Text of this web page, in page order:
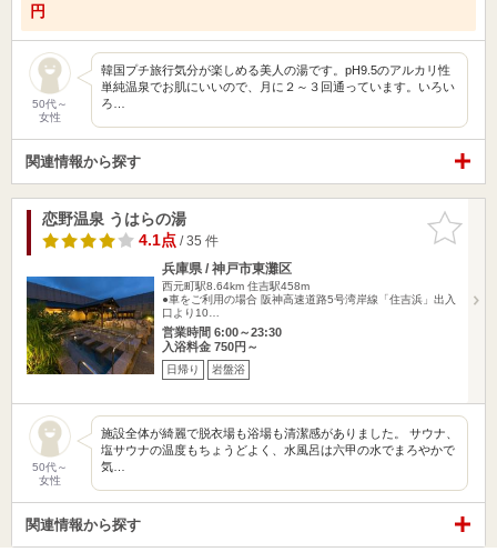
円
50代～
女性
韓国プチ旅行気分が楽しめる美人の湯です。pH9.5のアルカリ性
単純温泉でお肌にいいので、月に２～３回通っています。いろい
ろ…
関連情報から探す
お気に入
りに追加
恋野温泉 うはらの湯
4.1点/ 35 件
兵庫県 / 神戸市東灘区
西元町駅8.64km 住吉駅458m
●車をご利用の場合 阪神高速道路5号湾岸線「住吉浜」出入
口より10…
営業時間 6:00～23:30
入浴料金 750円～
日帰り 岩盤浴
50代～
女性
施設全体が綺麗で脱衣場も浴場も清潔感がありました。 サウナ、
塩サウナの温度もちょうどよく、水風呂は六甲の水でまろやかで
気…
関連情報から探す